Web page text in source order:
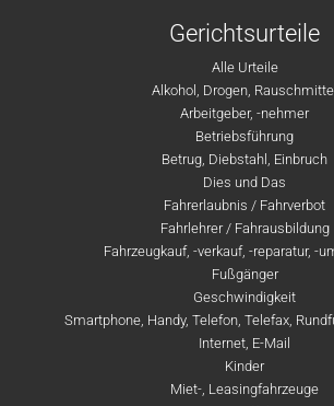
Gerichtsurteile
Alle Urteile
Alkohol, Drogen, Rauschmittel
Arbeitgeber, -nehmer
Betriebsführung
Betrug, Diebstahl, Einbruch
Dies und Das
Fahrerlaubnis / Fahrverbot
Fahrlehrer / Fahrausbildung
Fahrzeugkauf, -verkauf, -reparatur, -
Fußgänger
Geschwindigkeit
Smartphone, Handy, Telefon, Telefax,
Internet, E-Mail
Kinder
Miet-, Leasingfahrzeuge